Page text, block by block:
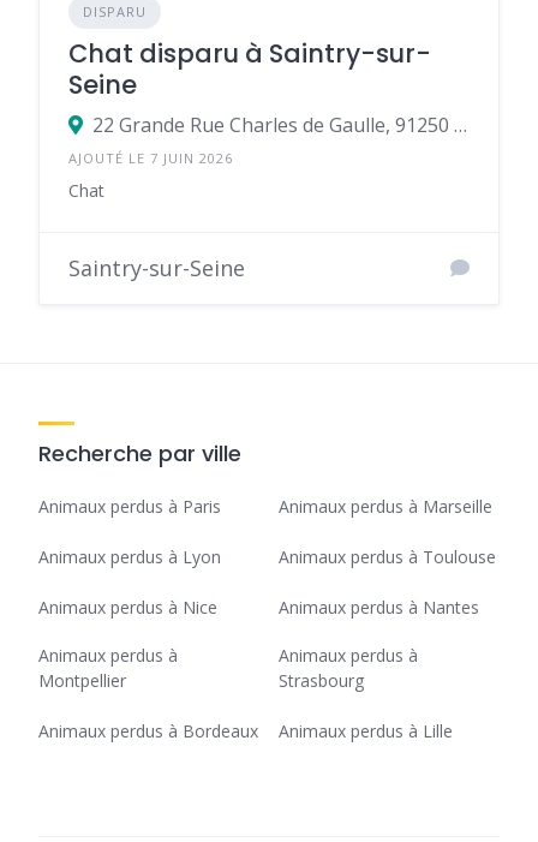
DISPARU
Chat disparu à Saintry-sur-
Seine
22 Grande Rue Charles de Gaulle, 91250 Saintry-sur-Seine, France
AJOUTÉ LE 7 JUIN 2026
Chat
Saintry-sur-Seine
Recherche par ville
Animaux perdus à Paris Animaux perdus à Marseille
Animaux perdus à Lyon Animaux perdus à Toulouse
Animaux perdus à Nice Animaux perdus à Nantes
Animaux perdus à
Montpellier
Animaux perdus à
Strasbourg
Animaux perdus à Bordeaux Animaux perdus à Lille